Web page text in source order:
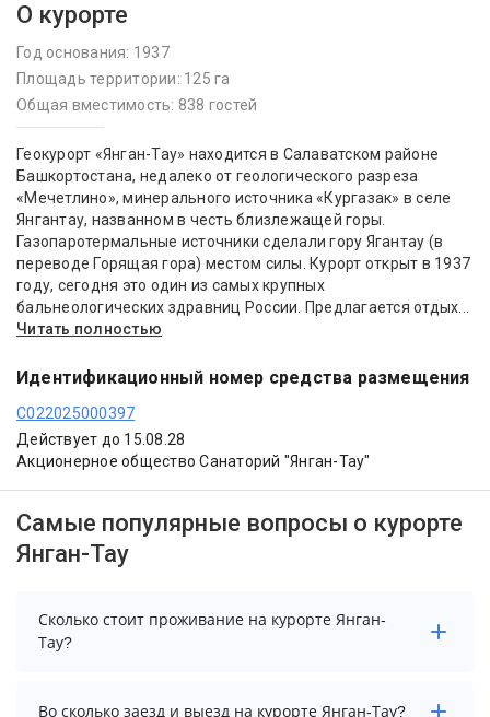
О курорте
Год основания: 1937
Площадь территории: 125 га
Общая вместимость: 838 гостей
Геокурорт «Янган-Тау» находится в Салаватском районе
Башкортостана, недалеко от геологического разреза
«Мечетлино», минерального источника «Кургазак» в селе
Янгантау, названном в честь близлежащей горы.
Газопаротермальные источники сделали гору Ягантау (в
переводе Горящая гора) местом силы. Курорт открыт в 1937
году, сегодня это один из самых крупных
бальнеологических здравниц России. Предлагается отдых...
Читать полностью
Идентификационный номер средства размещения
С022025000397
Действует до 15.08.28
Акционерное общество Санаторий "Янган-Тау"
Самые популярные вопросы о курорте
Янган-Тау
Сколько стоит проживание на курорте Янган-
Тау?
Стоимость проживания на курорте Янган-Тау
Во сколько заезд и выезд на курорте Янган-Тау?